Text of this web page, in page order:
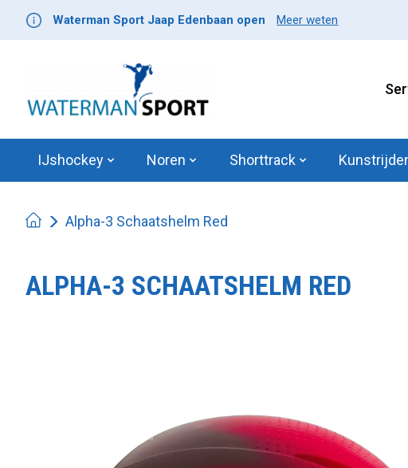
Waterman Sport Jaap Edenbaan open Meer weten
IJshockey Noren Shorttrack
Alpha-3 Schaatshelm Red
ALPHA-3 SCHAATSHELM RED